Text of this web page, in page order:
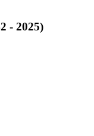
- 2025)